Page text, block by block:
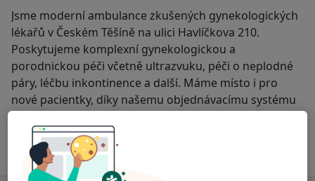
Jsme moderní ambulance zkušených gynekologických
lékařů v Českém Těšíně na ulici Havlíčkova 210.
Poskytujeme komplexní gynekologickou a
porodnickou péči včetně ultrazvuku, péči o neplodné
páry, léčbu inkontinence a další. Máme místo i pro
nové pacientky, díky našemu objednávacímu systému
VíceO nás